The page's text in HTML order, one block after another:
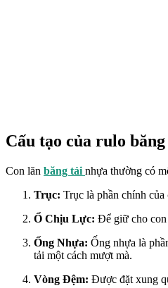
Cấu tạo của rulo
Con lăn băng tải nhựa thường có
Trục: Trục là phần chính
Ổ Chịu Lực: Để giữ cho con
Ống Nhựa: Ống nhựa là
tải một cách mượt mà.
Vòng Đệm: Được đặt xung